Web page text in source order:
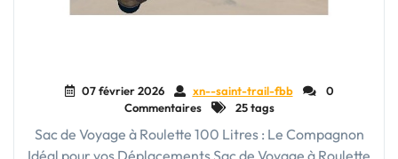
07 février 2026 xn--saint-trail-fbb
0
Commentaires
25 tags
Sac de Voyage à Roulette 100 Litres : Le Compagnon
Idéal pour vos Déplacements Sac de Voyage à Roulette